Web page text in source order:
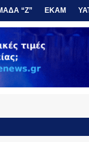
“Ζ” ΕΚΑΜ